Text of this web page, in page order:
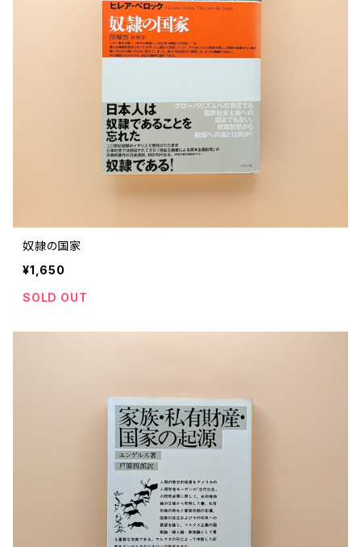
奴隷の国家
¥1,650
SOLD OUT